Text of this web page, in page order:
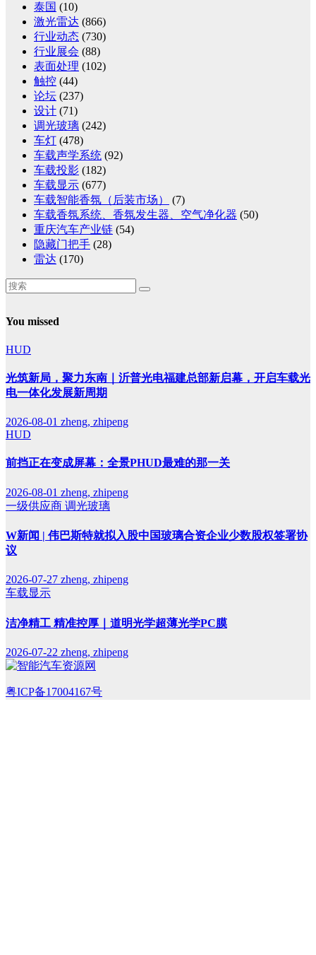
泰国 (10)
激光雷达 (866)
行业动态 (730)
行业展会 (88)
表面处理 (102)
触控 (44)
论坛 (237)
设计 (71)
调光玻璃 (242)
车灯 (478)
车载声学系统 (92)
车载投影 (182)
车载显示 (677)
车载智能香氛（后装市场）
(7)
车载香氛系统、香氛发生器、空气净化器 (50)
重庆汽车产业链 (54)
隐藏门把手 (28)
雷达 (170)
You missed
HUD
光筑新局，聚力东南｜沂普光电福建总部新启幕，开启车载光
电一体化发展新周期
2026-08-01 zheng, zhipeng
HUD
前挡正在变成屏幕：全景PHUD最难的那一关
2026-08-01 zheng, zhipeng
一级供应商 调光玻璃
W新闻 | 伟巴斯特就拟入股中国玻璃合资企业少数股权签署协
议
2026-07-27 zheng, zhipeng
车载显示
洁净精工 精准控厚｜道明光学超薄光学PC膜
2026-07-22 zheng, zhipeng
粤ICP备17004167号